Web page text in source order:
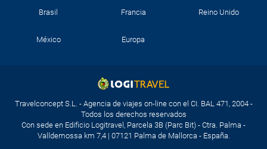
Brasil Francia Reino Unido
México Europa
Travelconcept S.L. - Agencia de viajes on-line con el CI. BAL 471, 2004 -
Todos los derechos reservados
Con sede en Edificio Logitravel, Parcela 3B (Parc Bit) - Ctra. Palma -
Valldemossa km 7,4 | 07121 Palma de Mallorca - España.